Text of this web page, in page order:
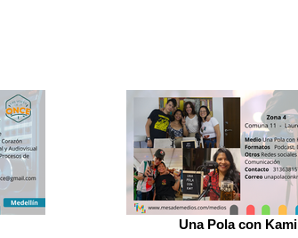
Una Pola con Kami